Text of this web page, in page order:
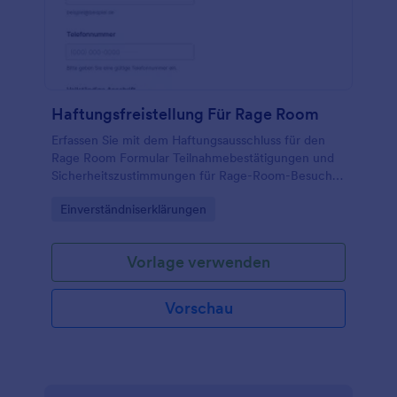
Haftungsfreistellung Für Rage Room
Erfassen Sie mit dem Haftungsausschluss für den
Rage Room Formular Teilnahmebestätigungen und
Sicherheitszustimmungen für Rage-Room-Besuche,
Datenerfassung und klare Abläufe vor dem Termin
Go to Category:
Einverständniserklärungen
Vorlage verwenden
Vorschau